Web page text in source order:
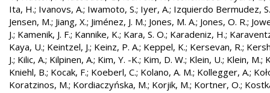
Ita, H.; Ivanovs, A.; Iwamoto, S.; Iyer, A.; Izquierdo Bermudez, S.
Jensen, M.; Jiang, X.; Jiménez, J. M.; Jones, M. A.; Jones, O. R.;
J.; Kamenik, J. F.; Kannike, K.; Kara, S. O.; Karadeniz, H.;
Kaya, U.; Keintzel, J.; Keinz, P. A.; Keppel, K.; Kersevan, R.;
J.; Kilic, A.; Kilpinen, A.; Kim, Y. -K.; Kim, D. W.; Klein, U.; Klein, M.;
Kniehl, B.; Kocak, F.; Koeberl, C.; Kolano, A. M.; Kollegger, A.;
Koratzinos, M.; Kordiaczyńska, M.; Korjik, M.; Kortner, O.;